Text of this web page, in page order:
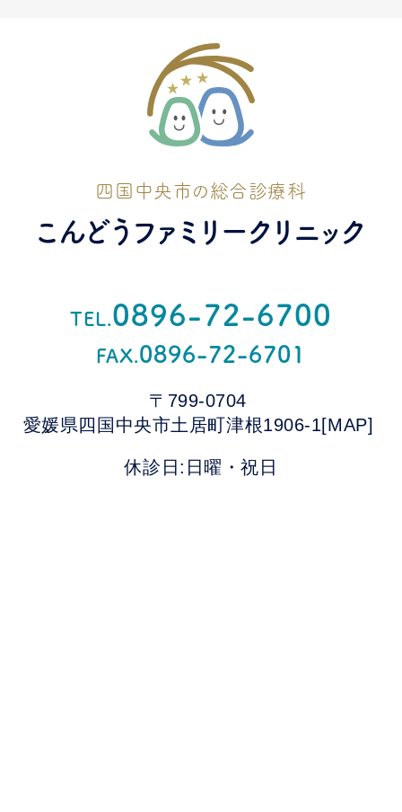
四国中央市の総合診療科
こんどうファミリークリニック
TEL.0896-72-6700
FAX.0896-72-6701
〒799-0704
愛媛県四国中央市土居町津根1906-1[MAP]
休診日:日曜・祝日